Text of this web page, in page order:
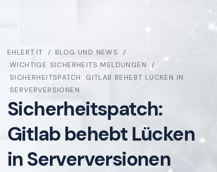
EHLERT.IT
BLOG UND NEWS
WICHTIGE SICHERHEITS MELDUNGEN
SICHERHEITSPATCH: GITLAB BEHEBT LÜCKEN IN
SERVERVERSIONEN
Sicherheitspatch:
Gitlab behebt Lücken
in Serverversionen